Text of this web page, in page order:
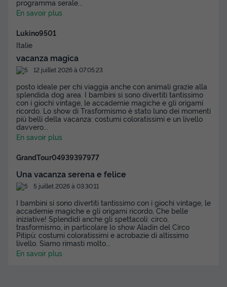
programma serale
En savoir plus
Lukino9501
Italie
vacanza magica
12 juillet 2026 à 07:05:23
posto ideale per chi viaggia anche con animali grazie alla
splendida dog area. I bambini si sono divertiti tantissimo
con i giochi vintage, le accademie magiche e gli origami
ricordo. Lo show di Trasformismo è stato luno dei momenti
più belli della vacanza: costumi coloratissimi e un livello
davvero
En savoir plus
GrandTour04939397977
Una vacanza serena e felice
5 juillet 2026 à 03:30:11
I bambini si sono divertiti tantissimo con i giochi vintage, le
accademie magiche e gli origami ricordo, Che belle
iniziative! Splendidi anche gli spettacoli: circo,
trasformismo, in particolare lo show Aladin del Circo
Pitipù: costumi coloratissimi e acrobazie di altissimo
livello. Siamo rimasti molto
En savoir plus